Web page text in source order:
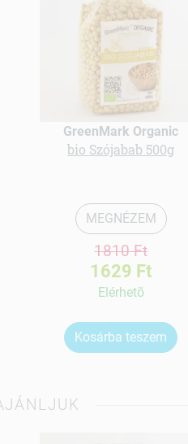
GreenMark Organic
bio Szójabab 500g
MEGNÉZEM
1810 Ft
1629 Ft
Elérhetõ
Kosárba teszem